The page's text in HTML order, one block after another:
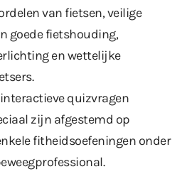
van fietsen, veilige
goede fietshouding,
en wettelijke
quizvragen
zijn afgestemd op
fitheidsoefeningen onder